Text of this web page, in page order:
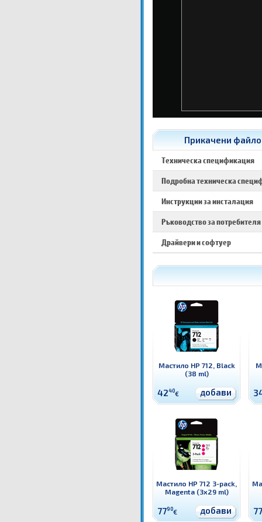
Прикачени
Техническа спецификация
Подробна техническа
Инструкции за инсталация
Ръководство за потребителя
Драйвери и софтуер
Мастило HP 712, Black
(38 ml)
4240€ добави
Мастило HP 712 3-pack,
Magenta (3x29 ml)
7790€ добави 77